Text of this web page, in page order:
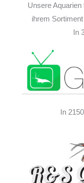
Unsere
ihrem
In
In